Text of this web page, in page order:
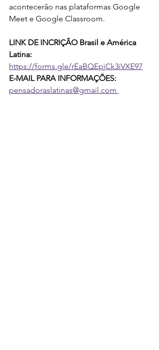
acontecerão nas plataformas Google
Meet e Google Classroom.
LINK DE INCRIÇÃO Brasil e América
Latina:
https://forms.gle/rEaBQEpjCk3iVXE97
E-MAIL PARA INFORMAÇÕES:
pensadoraslatinas@gmail.com